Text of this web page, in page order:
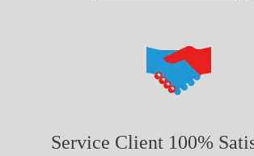
Service Client 100%